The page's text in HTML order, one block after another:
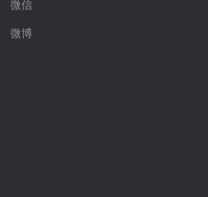
微信
微博